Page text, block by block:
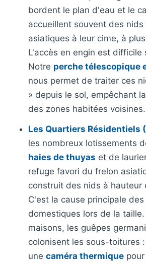
bordent le plan d'eau et le
accueillent souvent des
asiatiques à leur cime, à
L'accès en engin est difficile
Notre perche télescopique
nous permet de traiter ces
» depuis le sol, empêchant
des zones habitées voisines.
Les Quartiers Résidentiels
les nombreux lotissements
haies de thuyas et de
refuge favori du frelon
construit des nids à hauteur
C'est la cause principale
domestiques lors de la taille.
maisons, les guêpes
colonisent les sous-toitures
une caméra thermique